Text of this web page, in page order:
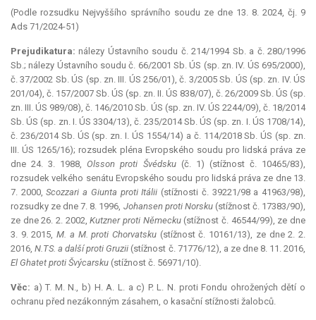
(Podle rozsudku Nejvyššího správního soudu ze dne 13. 8. 2024, čj. 9
Ads 71/2024-51)
Prejudikatura: nálezy Ústavního soudu č. 214/1994 Sb. a č. 280/1996
Sb.; nálezy Ústavního soudu č. 66/2001 Sb. ÚS (sp. zn. IV. ÚS 695/2000),
č. 37/2002 Sb. ÚS (sp. zn. III. ÚS 256/01), č. 3/2005 Sb. ÚS (sp. zn. IV. ÚS
201/04), č. 157/2007 Sb. ÚS (sp. zn. II. ÚS 838/07), č. 26/2009 Sb. ÚS (sp.
zn. III. ÚS 989/08), č. 146/2010 Sb. ÚS (sp. zn. IV. ÚS 2244/09), č. 18/2014
Sb. ÚS (sp. zn. I. ÚS 3304/13), č. 235/2014 Sb. ÚS (sp. zn. I. ÚS 1708/14),
č. 236/2014 Sb. ÚS (sp. zn. I. ÚS 1554/14) a č. 114/2018 Sb. ÚS (sp. zn.
III. ÚS 1265/16); rozsudek pléna Evropského soudu pro lidská práva ze
dne 24. 3. 1988,Olsson proti Švédsku(č. 1) (stížnost č. 10465/83),
rozsudek velkého senátu Evropského soudu pro lidská práva ze dne 13.
7. 2000,Scozzari a Giunta proti Itálii (stížnosti č. 39221/98 a 41963/98),
rozsudky ze dne 7. 8. 1996, Johansen proti Norsku(stížnost č. 17383/90),
ze dne 26. 2. 2002,Kutzner proti Německu(stížnost č. 46544/99), ze dne
3. 9. 2015,M. a M. proti Chorvatsku (stížnost č. 10161/13), ze dne 2. 2.
2016,N.TS. a další proti Gruzii (stížnost č. 71776/12), a ze dne 8. 11. 2016,
El Ghatet proti Švýcarsku (stížnost č. 56971/10).
Věc: a) T. M. N., b) H. A. L. a c) P. L. N. proti Fondu ohrožených dětí o
ochranu před nezákonným zásahem, o kasační stížnosti žalobců.